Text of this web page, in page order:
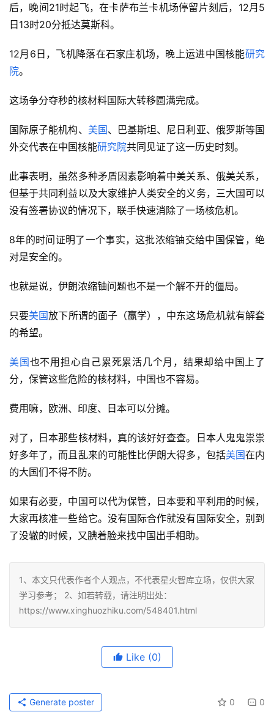
后，晚间21时起飞，在卡萨布兰卡机场停留片刻后，12月5
日13时20分抵达莫斯科。
12月6日，飞机降落在石家庄机场，晚上运进中国核能研究
院。
这场争分夺秒的核材料国际大转移圆满完成。
国际原子能机构、 美国、巴基斯坦、尼日利亚、俄罗斯等国
外交代表在中国核能研究院共同见证了这一历史时刻。
此事表明，虽然多种矛盾因素影响着中美关系、俄美关系，
但基于共同利益以及大家维护人类安全的义务，三大国可以
没有签署协议的情况下，联手快速消除了一场核危机。
8年的时间证明了一个事实，这批浓缩铀交给中国保管，绝
对是安全的。
也就是说，伊朗浓缩铀问题也不是一个解不开的僵局。
只要美国放下所谓的面子（赢学），中东这场危机就有解套
的希望。
美国也不用担心自己累死累活几个月，结果却给中国上了
分，保管这些危险的核材料，中国也不容易。
费用嘛，欧洲、印度、日本可以分摊。
对了，日本那些核材料，真的该好好查查。日本人鬼鬼祟祟
好多年了，而且乱来的可能性比伊朗大得多，包括美国在内
的大国们不得不防。
如果有必要，中国可以代为保管，日本要和平利用的时候，
大家再核准一些给它。没有国际合作就没有国际安全，别到
了没辙的时候，又腆着脸来找中国出手相助。
1、本文只代表作者个人观点，不代表星火智库立场，仅供大家
学习参考； 2、如若转载，请注明出处：
https://www.xinghuozhiku.com/548401.html
Like (0)
0 0
Generate poster